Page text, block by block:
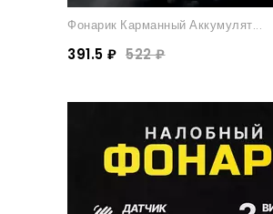
Фонарик Карманный Аккумулят...
391.5 ₽ 522 ₽